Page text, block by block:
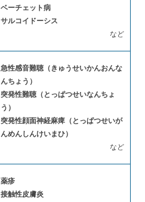
ベーチェット病
サルコイドーシス
など
急性感音難聴（きゅうせいかんおんな
んちょう）
突発性難聴（とっぱつせいなんちょ
う）
突発性顔面神経麻痺（とっぱつせいが
んめんしんけいまひ）
など
薬疹
接触性皮膚炎